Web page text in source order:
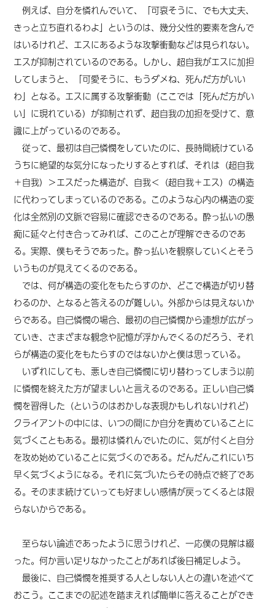
例えば、自分を憐れんでいて、「可哀そうに、でも大丈夫、
きっと立ち直れるわよ」というのは、幾分父性的要素を含んで
はいるけれど、エスにあるような攻撃衝動などは見られない。
エスが抑制されているのである。しかし、超自我がエスに加担
してしまうと、「可愛そうに、もうダメね、死んだ方がいい
わ」となる。エスに属する攻撃衝動（ここでは「死んだ方がい
い」に現れている）が抑制されず、超自我の加担を受けて、意
識に上がっているのである。
従って、最初は自己憐憫をしていたのに、長時間続けている
うちに絶望的な気分になったりするとすれば、それは（超自我
＋自我）＞エスだった構造が、自我＜（超自我＋エス）の構造
に代わってしまっているのである。このような心内の構造の変
化は全然別の文脈で容易に確認できるのである。酔っ払いの愚
痴に延々と付き合ってみれば、このことが理解できるのであ
る。実際、僕もそうであった。酔っ払いを観察していくとそう
いうものが見えてくるのである。
では、何が構造の変化をもたらすのか、どこで構造が切り替
わるのか、となると答えるのが難しい。外部からは見えないか
らである。自己憐憫の場合、最初の自己憐憫から連想が広がっ
ていき、さまざまな観念や記憶が浮かんでくるのだろう、それ
らが構造の変化をもたらすのではないかと僕は思っている。
いずれにしても、悪しき自己憐憫に切り替わってしまう以前
に憐憫を終えた方が望ましいと言えるのである。正しい自己憐
憫を習得した（というのはおかしな表現かもしれないけれど）
クライアントの中には、いつの間にか自分を責めていることに
気づくこともある。最初は憐れんでいたのに、気が付くと自分
を攻め始めていることに気づくのである。だんだんこれにいち
早く気づくようになる。それに気づいたらその時点で終了であ
る。そのまま続けていっても好ましい感情が戻ってくるとは限
らないからである。
至らない論述であったように思うけれど、一応僕の見解は綴
った。何か言い足りなかったことがあれば後日補足しよう。
最後に、自己憐憫を推奨する人としない人との違いを述べて
おこう。ここまでの記述を踏まえれば簡単に答えることができ